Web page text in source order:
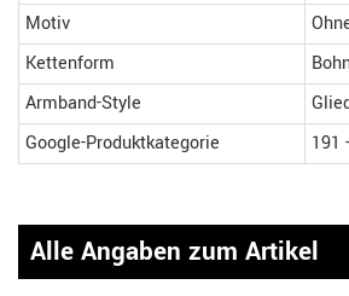
Motiv
Kettenform
Armband-Style
Google-Produktkategorie
191
Alle Angaben zum Artikel